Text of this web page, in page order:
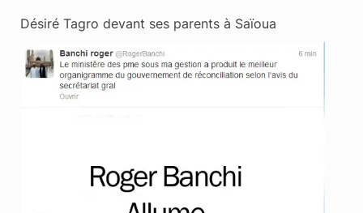
Désiré Tagro devant ses parents à Saïoua